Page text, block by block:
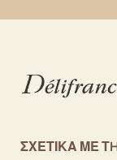
ΣΧΕΤΙΚΑ ΜΕ